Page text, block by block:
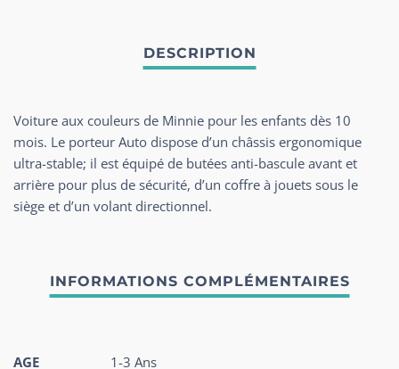
Voiture aux couleurs de Minnie pour les enfants dès 10
mois. Le porteur Auto dispose d’un châssis ergonomique
ultra-stable; il est équipé de butées anti-bascule avant et
arrière pour plus de sécurité, d’un coffre à jouets sous le
siège et d’un volant directionnel.
AGE 1-3 Ans